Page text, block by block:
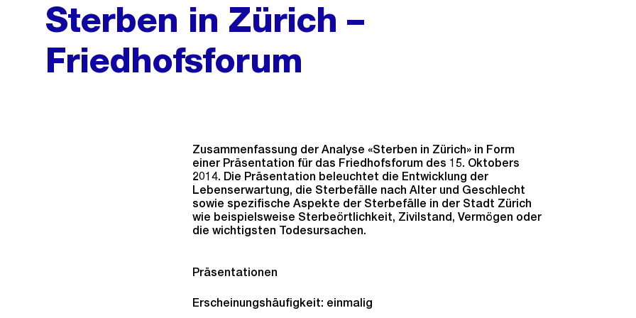
Sterben in Zürich –
Friedhofsforum
Zusammenfassung der Analyse «Sterben in Zürich» in Form
einer Präsentation für das Friedhofsforum des 15. Oktobers
2014. Die Präsentation beleuchtet die Entwicklung der
Lebenserwartung, die Sterbefälle nach Alter und Geschlecht
sowie spezifische Aspekte der Sterbefälle in der Stadt Zürich
wie beispielsweise Sterbeörtlichkeit, Zivilstand, Vermögen oder
die wichtigsten Todesursachen.
Präsentationen
Erscheinungshäufigkeit: einmalig